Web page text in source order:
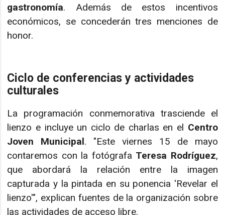
gastronomía. Además de estos incentivos
económicos, se concederán tres menciones de
honor.
Ciclo de conferencias y actividades
culturales
La programación conmemorativa trasciende el
lienzo e incluye un ciclo de charlas en el Centro
Joven Municipal. "Este viernes 15 de mayo
contaremos con la fotógrafa Teresa Rodríguez,
que abordará la relación entre la imagen
capturada y la pintada en su ponencia 'Revelar el
lienzo'", explican fuentes de la organización sobre
las actividades de acceso libre.